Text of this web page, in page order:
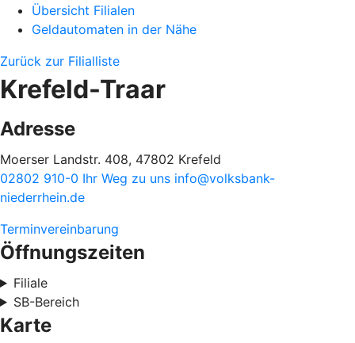
Übersicht Filialen
Geldautomaten in der Nähe
Zurück zur Filialliste
Krefeld-Traar
Adresse
Moerser Landstr. 408, 47802 Krefeld
02802 910-0 Ihr Weg zu uns info@volksbank-
niederrhein.de
Terminvereinbarung
Öffnungszeiten
Filiale
SB-Bereich
Karte